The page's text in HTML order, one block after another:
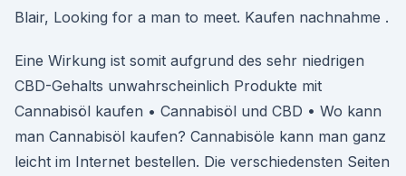
Blair, Looking for a man to meet. Kaufen nachnahme .
Eine Wirkung ist somit aufgrund des sehr niedrigen
CBD-Gehalts unwahrscheinlich Produkte mit
Cannabisöl kaufen • Cannabisöl und CBD • Wo kann
man Cannabisöl kaufen? Cannabisöle kann man ganz
leicht im Internet bestellen. Die verschiedensten Seiten